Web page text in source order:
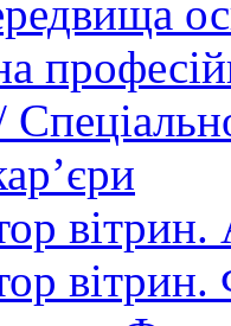
вітрин.
вітрин.